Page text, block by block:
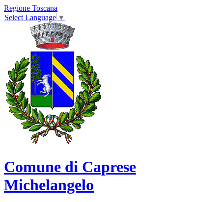
Regione Toscana
Select Language ▼
Comune di Caprese
Michelangelo